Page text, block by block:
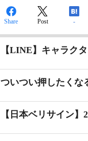
Share Post -
【LINE】キャラク
ついつい押したくな
【日本ベリサイン